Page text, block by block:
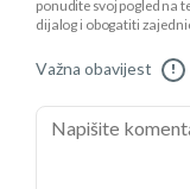
ponudite svoj pogled na
dijalog i obogatiti
Važna obavijest !